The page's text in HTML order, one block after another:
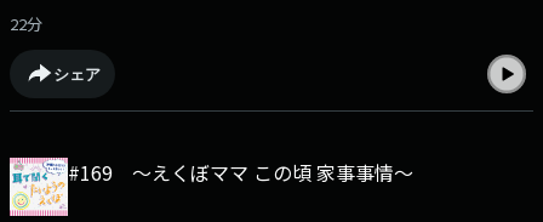
22分
シェア
#169 〜えくぼママ この頃 家事事情〜